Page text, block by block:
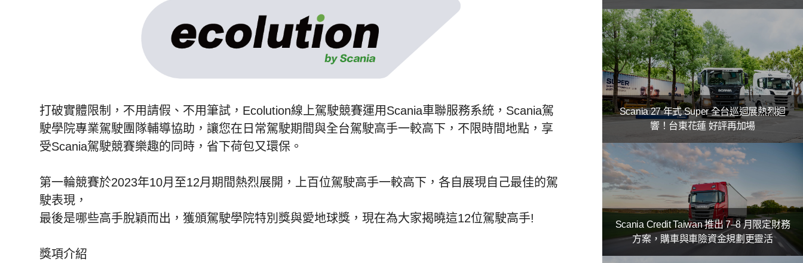
打破實體限制，不用請假、不用筆試，Ecolution線上駕駛競賽運用Scania車聯服務系統，Scania駕
駛學院專業駕駛團隊輔導協助，讓您在日常駕駛期間與全台駕駛高手一較高下，不限時間地點，享
受Scania駕駛競賽樂趣的同時，省下荷包又環保。
第一輪競賽於2023年10月至12月期間熱烈展開，上百位駕駛高手一較高下，各自展現自己最佳的駕
駛表現，
最後是哪些高手脫穎而出，獲頒駕駛學院特別獎與愛地球獎，現在為大家揭曉這12位駕駛高手!
獎項介紹
Scania 27 年式 Super 全台巡迴展熱烈迴
響！台東花蓮 好評再加場
Scania Credit Taiwan 推出 7–8 月限定財務
方案，購車與車險資金規劃更靈活